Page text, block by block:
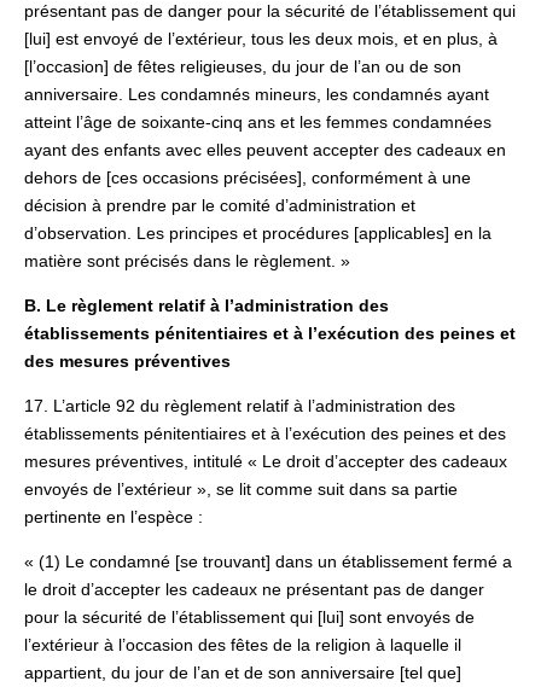
présentant pas de danger pour la sécurité de l’établissement qui
[lui] est envoyé de l’extérieur, tous les deux mois, et en plus, à
[l’occasion] de fêtes religieuses, du jour de l’an ou de son
anniversaire. Les condamnés mineurs, les condamnés ayant
atteint l’âge de soixante-cinq ans et les femmes condamnées
ayant des enfants avec elles peuvent accepter des cadeaux en
dehors de [ces occasions précisées], conformément à une
décision à prendre par le comité d’administration et
d’observation. Les principes et procédures [applicables] en la
matière sont précisés dans le règlement. »
B. Le règlement relatif à l’administration des
établissements pénitentiaires et à l’exécution des peines et
des mesures préventives
17. L’article 92 du règlement relatif à l’administration des
établissements pénitentiaires et à l’exécution des peines et des
mesures préventives, intitulé « Le droit d’accepter des cadeaux
envoyés de l’extérieur », se lit comme suit dans sa partie
pertinente en l’espèce :
« (1) Le condamné [se trouvant] dans un établissement fermé a
le droit d’accepter les cadeaux ne présentant pas de danger
pour la sécurité de l’établissement qui [lui] sont envoyés de
l’extérieur à l’occasion des fêtes de la religion à laquelle il
appartient, du jour de l’an et de son anniversaire [tel que]